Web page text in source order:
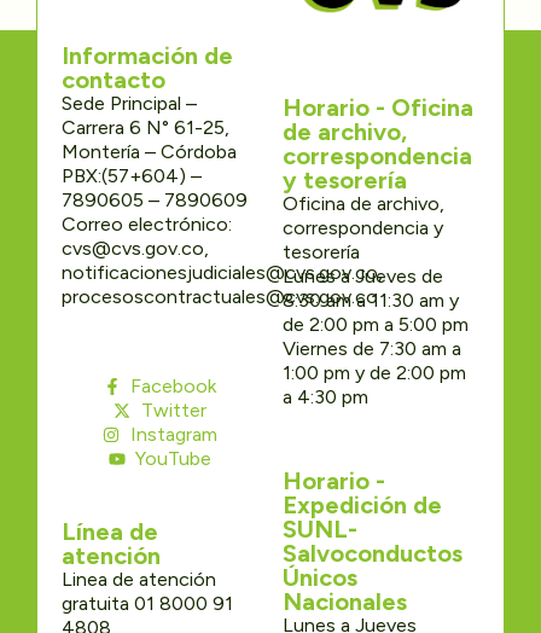
Información de
contacto
Sede Principal –
Carrera 6 N° 61-25,
Montería – Córdoba
PBX:(57+604) –
7890605 – 7890609
Correo electrónico:
cvs@cvs.gov.co,
notificacionesjudiciales@cvs.gov.co,
procesoscontractuales@cvs.gov.co
Facebook
Twitter
Instagram
YouTube
Línea de
atención
Linea de atención
gratuita 01 8000 91
4808
Horario - Oficina
de archivo,
correspondencia
y tesorería
Oficina de archivo,
correspondencia y
tesorería
Lunes a Jueves de
8:30 am a 11:30 am y
de 2:00 pm a 5:00 pm
Viernes de 7:30 am a
1:00 pm y de 2:00 pm
a 4:30 pm
Horario -
Expedición de
SUNL-
Salvoconductos
Únicos
Nacionales
Lunes a Jueves